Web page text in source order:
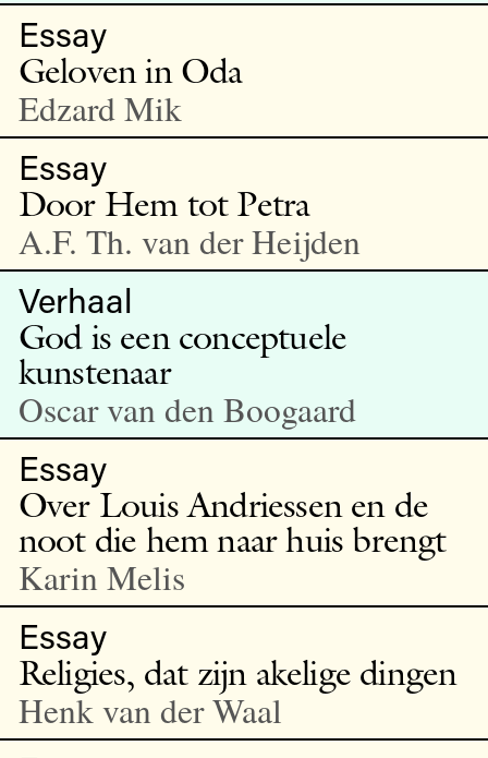
Essay
Geloven in Oda
Edzard Mik
Essay
Door Hem tot Petra
A.F. Th. van der Heijden
Verhaal
God is een conceptuele
kunstenaar
Oscar van den Boogaard
Essay
Over Louis Andriessen en de
noot die hem naar huis brengt
Karin Melis
Essay
Religies, dat zijn akelige dingen
Henk van der Waal